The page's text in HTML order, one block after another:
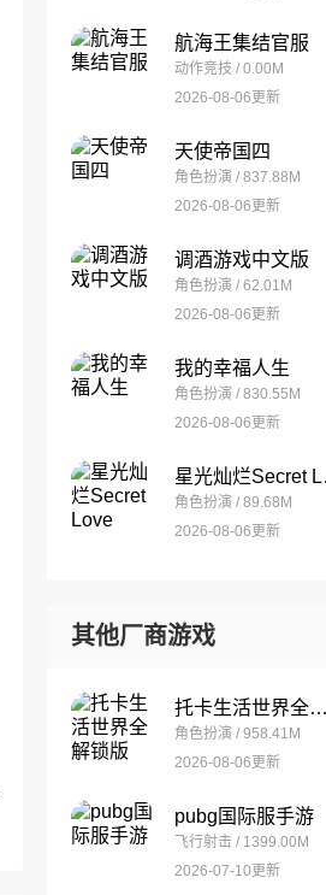
航海王集结官服
动作竞技 / 0.00M
2026-08-06更新
天使帝国四
角色扮演 / 837.88M
2026-08-06更新
调酒游戏中文版
角色扮演 / 62.01M
2026-08-06更新
我的幸福人生
角色扮演 / 830.55M
2026-08-06更新
角色扮演 / 89.68M
2026-08-06更新
其他厂商游戏
托卡生活世界全解锁版
角色扮演 / 958.41M
2026-08-06更新
pubg国际服手游
飞行射击 / 1399.00M
2026-07-10更新